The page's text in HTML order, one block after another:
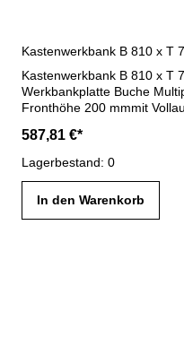
Kastenwerkbank B 810 x T
Werkbankplatte Buche
Fronthöhe 200 mmmit
Gesamtbelastung max.
Gehäuse lichtgrau RAL
587,81 €*
Lagerbestand: 0
In den Warenkorb